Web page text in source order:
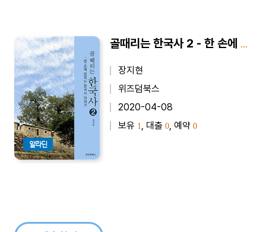
알라딘
골때리는 한국사 2 - 한 손에 잡히는 한국사 이야기
장지현
위즈덤북스
2020-04-08
보유 1 , 대출 0 , 예약 0